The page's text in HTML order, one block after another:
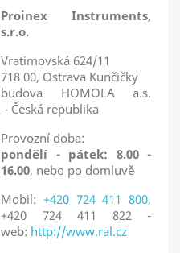
Proinex Instruments,
s.r.o.
Vratimovská 624/11
718 00, Ostrava Kunčičky
budova HOMOLA a.s.
- Česká republika
Provozní doba:
pondělí - pátek: 8.00 -
16.00, nebo po domluvě
Mobil: +420 724 411 800,
+420 724 411 822 -
web: http://www.ral.cz